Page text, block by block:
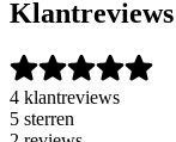
Klantreviews
4 klantreviews
5 sterren